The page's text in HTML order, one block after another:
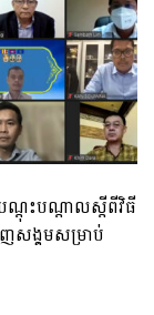
តុះបណ្តាលស្តីពីវិធី
ញសង្គមសម្រាប់